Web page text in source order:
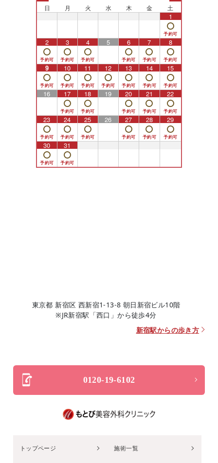
日 月 火 水 木 金 土
1
2 3 4 5 6 7 8
9 10 11 12 13 14 15
16 17 18 19 20 21 22
23 24 25 26 27 28 29
30 31
東京都 新宿区 西新宿1-13-8 朝日新宿ビル10階
※JR新宿駅「西口」から徒歩4分
新宿駅からの歩き方
0120-19-6102
トップページ 施術一覧